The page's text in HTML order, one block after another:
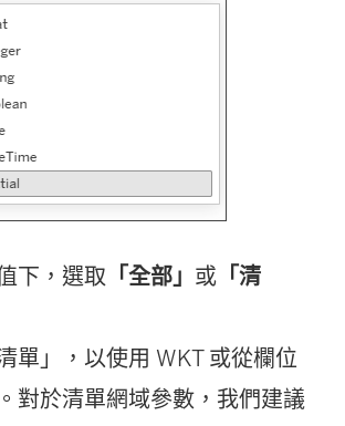
下，選取 「全部」 或 「清
單」，以使用 WKT 或從欄位
對於清單網域參數，我們建議